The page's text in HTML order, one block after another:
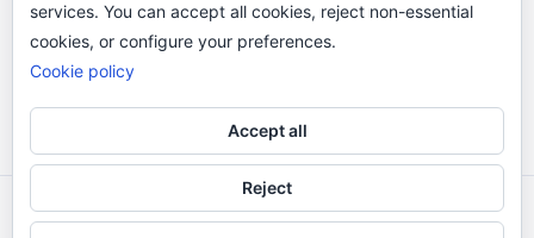
Odi O'Malley © 2016-2025. Todos Los Derechos
services. You can accept all cookies, reject non-essential
cookies, or configure your preferences.
Cookie policy
Accept all
Reject